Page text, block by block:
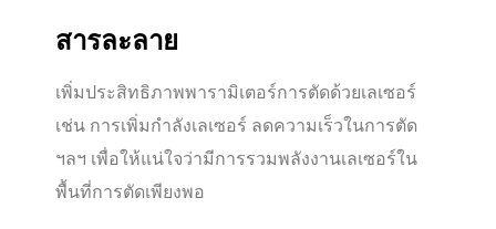
สารละลาย
เพิ่มประสิทธิภาพพารามิเตอร์การตัดด้วยเลเซอร์
เช่น การเพิ่มกำลังเลเซอร์ ลดความเร็วในการตัด
ฯลฯ เพื่อให้แน่ใจว่ามีการรวมพลังงานเลเซอร์ใน
พื้นที่การตัดเพียงพอ